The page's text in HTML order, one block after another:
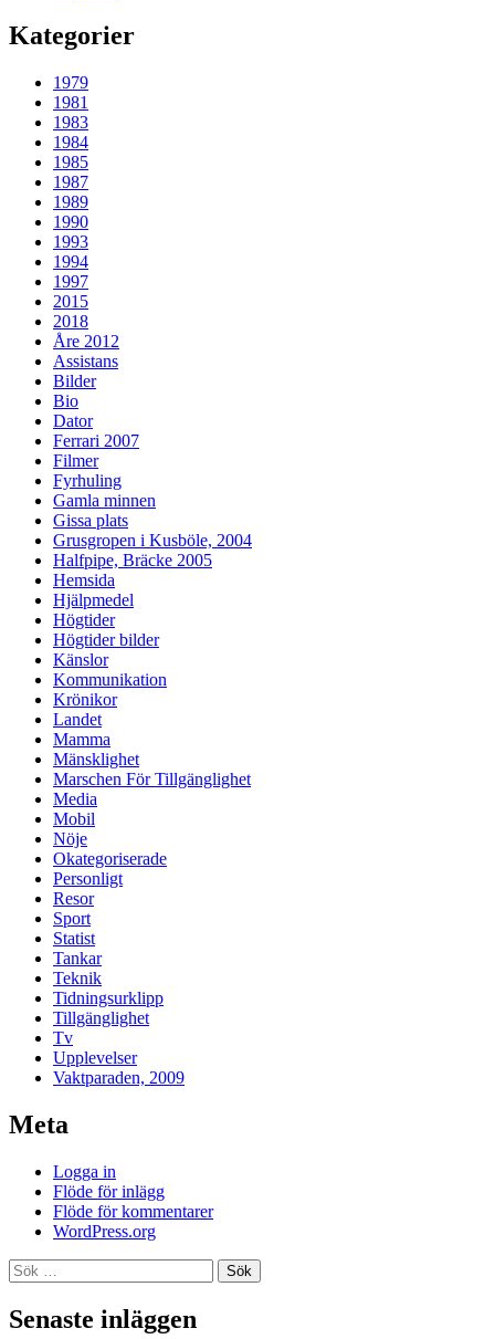
Kategorier
1979
1981
1983
1984
1985
1987
1989
1990
1993
1994
1997
2015
2018
Åre 2012
Assistans
Bilder
Bio
Dator
Ferrari 2007
Filmer
Fyrhuling
Gamla minnen
Gissa plats
Grusgropen i Kusböle, 2004
Halfpipe, Bräcke 2005
Hemsida
Hjälpmedel
Högtider
Högtider bilder
Känslor
Kommunikation
Krönikor
Landet
Mamma
Mänsklighet
Marschen För Tillgänglighet
Media
Mobil
Nöje
Okategoriserade
Personligt
Resor
Sport
Statist
Tankar
Teknik
Tidningsurklipp
Tillgänglighet
Tv
Upplevelser
Vaktparaden, 2009
Meta
Logga in
Flöde för inlägg
Flöde för kommentarer
WordPress.org
Sök
efter:
Senaste inläggen